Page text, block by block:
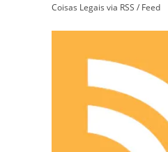
Coisas Legais via RSS / Feed